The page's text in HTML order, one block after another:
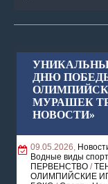
ДНЮ
МУРАШЕК
НОВОСТИ»
09.05.2026,
Водные виды
ПЕРВЕНСТВО /
ОЛИМПИЙСКИЕ